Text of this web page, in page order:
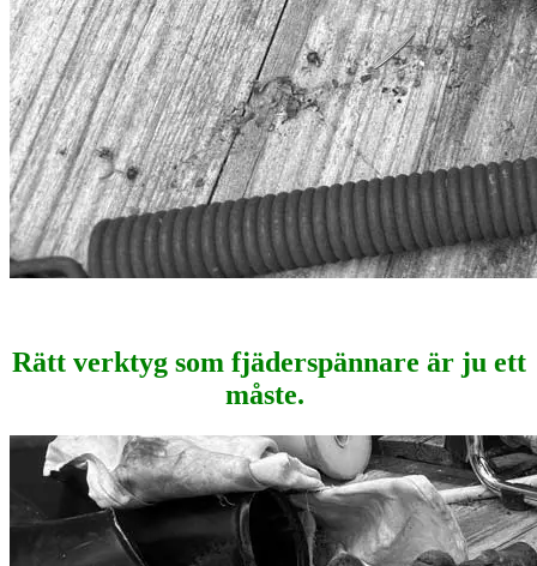
Rätt verktyg som fjäderspännare är ju ett
måste.